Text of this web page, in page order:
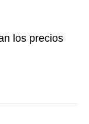
los precios